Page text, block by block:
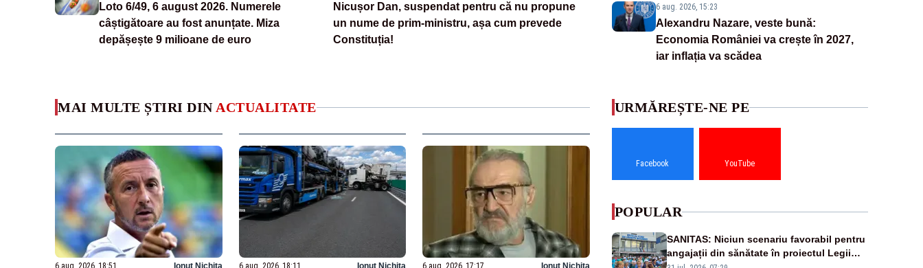
Loto 6/49, 6 august 2026. Numerele
câștigătoare au fost anunțate. Miza
depășește 9 milioane de euro
Nicușor Dan, suspendat pentru că nu propune
un nume de prim-ministru, așa cum prevede
Constituția!
6 aug. 2026, 15:23
Alexandru Nazare, veste bună:
Economia României va crește în 2027,
iar inflația va scădea
MAI MULTE ȘTIRI DIN ACTUALITATE
6 aug. 2026, 18:51 Ionuț Nichita 6 aug. 2026, 18:11 Ionuț Nichita 6 aug. 2026, 17:17 Ionuț Nichita
URMĂREȘTE-NE PE
Facebook YouTube
POPULAR
SANITAS: Niciun scenariu favorabil pentru
angajații din sănătate în proiectul Legii